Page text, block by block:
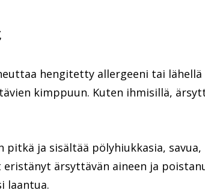
hengitetty allergeeni tai lähellä
kimppuun. Kuten ihmisillä,
ja sisältää pölyhiukkasia,
ärsyttävän aineen ja
laantua.